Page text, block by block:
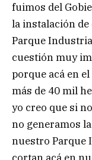
fuimos del
la instalación de
Parque
cuestión muy
porque acá en
más de 40 mil
yo creo que si
no generamos
nuestro Parque